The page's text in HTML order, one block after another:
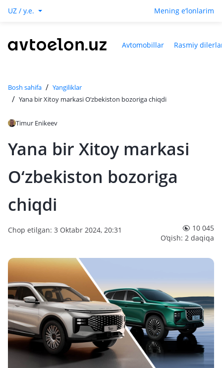
UZ / y.e. Mening e‘lonlarim
Avtomobillar Rasmiy
Bosh sahifa / Yangiliklar
/ Yana bir Xitoy markasi O‘zbekiston bozoriga chiqdi
Timur Enikeev
Yana bir Xitoy markasi
O‘zbekiston bozoriga
chiqdi
Chop etilgan: 3 Oktabr 2024, 20:31
10 045
O‘qish: 2 daqiqa